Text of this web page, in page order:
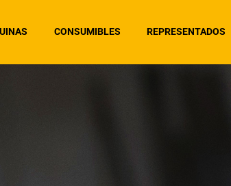
CONSUMIBLES REPRESENTADOS